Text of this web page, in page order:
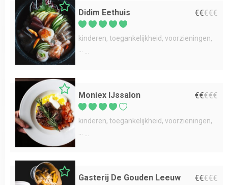
Didim Eethuis €€€€€
kinderen toegankelijkheid voorzieningen
Moniex IJssalon €€€€€
kinderen toegankelijkheid voorzieningen
Gasterij De Gouden Leeuw €€€€€